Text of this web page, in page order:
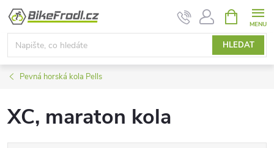
Přejít
obsah
HLEDAT
NÁKUPNÍ
KOŠÍK
Pevná horská kola Pells
XC, maraton kola